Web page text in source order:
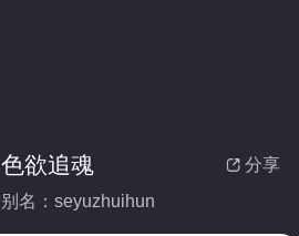
 分享
色欲追魂
别名：seyuzhuihun